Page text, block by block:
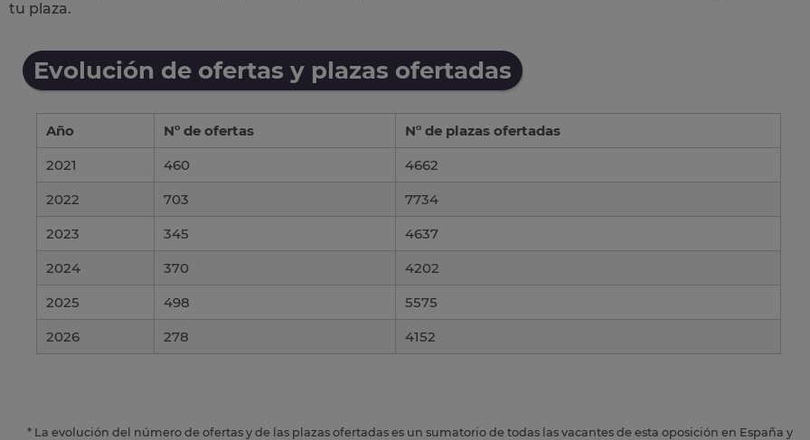
tu plaza.
Evolución de ofertas y plazas ofertadas
Año Nº de ofertas
Nº de plazas ofertadas
2021
460
4662
2022
703
7734
2023
345
4637
2024
370
4202
2025
498
5575
2026
278 4152
* La evolución del número de ofertas y de las plazas ofertadas es un sumatorio de todas las vacantes de esta oposición en España y